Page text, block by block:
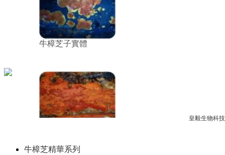
牛樟芝子實體
牛樟芝精華系列
皇毅生物科